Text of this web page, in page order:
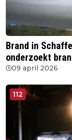
Brand in
onderzoekt
09 april 2026
112